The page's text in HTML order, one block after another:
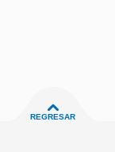
REGRESAR